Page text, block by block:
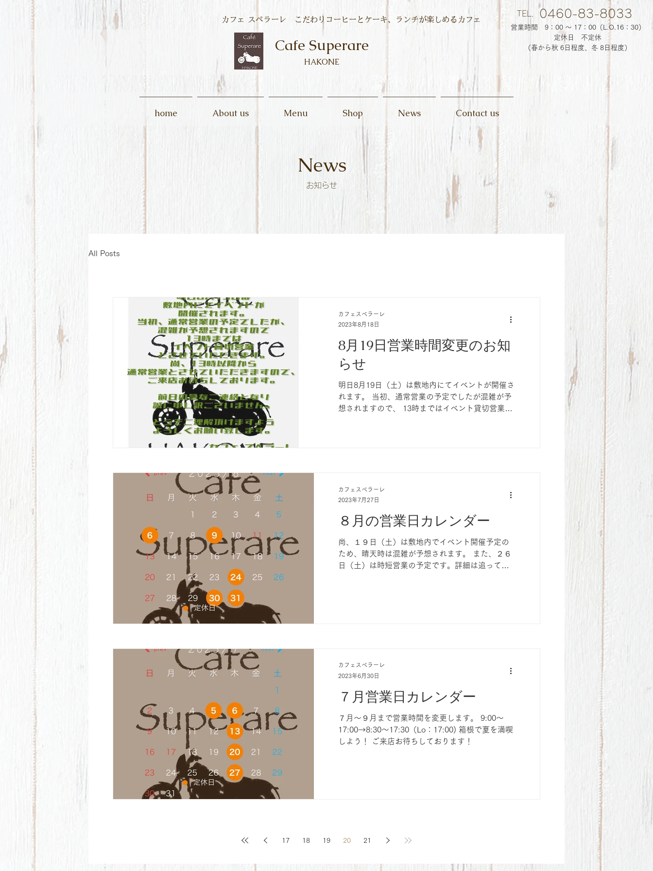
TEL． 0460-83-8033
営業時間 9：00 ～ 17：00（
L.O.16：30）
定休日 不定休
（春から秋 6日程度、冬 8日程度）
カフェ スペラーレ こだわりコーヒーとケーキ、ランチが楽しめるカフェ
Cafe Superare
HAKONE
home About us Menu Shop News Contact us
News
お知らせ
All Posts
8月19日営業時間変更のお知
らせ
明日8月19日（土）は敷地内にてイベントが開催さ
れます。 当初、通常営業の予定でしたが混雑が予
想されますので、 13時まではイベント貸切営業と
カフェスペラーレ
2023年8月18日
８月の営業日カレンダー
尚、１９日（土）は敷地内でイベント開催予定の
ため、晴天時は混雑が予想されます。 また、２６
日（土）は時短営業の予定です。詳細は追ってご
カフェスペラーレ
2023年7月27日
７月営業日カレンダー
７月〜９月まで営業時間を変更します。 9:00〜
17:00→8:30〜17:30（Lo：17:00) 箱根で夏を満喫
しよう！ ご来店お待ちしております！
カフェスペラーレ
2023年6月30日
17 18 19 20 21